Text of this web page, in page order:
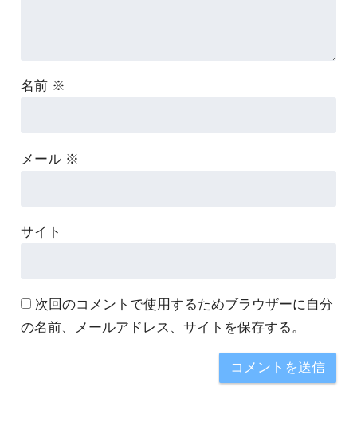
名前 ※
メール ※
サイト
次回のコメントで使用するためブラウザーに自分
の名前、メールアドレス、サイトを保存する。